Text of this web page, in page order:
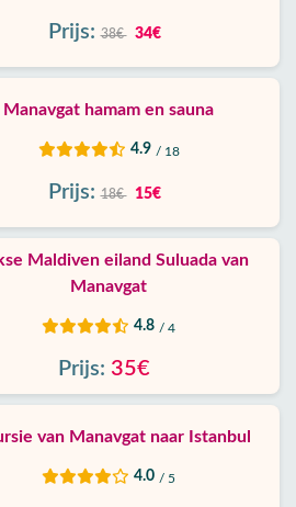
Prijs: 38€ 34€
Manavgat hamam en sauna
4.9 / 18
Prijs: 18€ 15€
Maldiven eiland Suluada van
Manavgat
4.8 / 4
Prijs: 35€
van Manavgat naar Istanbul
4.0 / 5